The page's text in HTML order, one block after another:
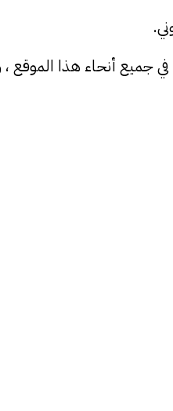
جميع أنحاء هذا الموقع